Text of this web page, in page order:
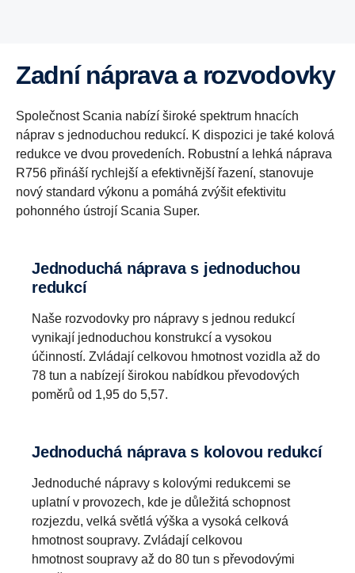
Zadní náprava a rozvodovky
Společnost Scania nabízí široké spektrum hnacích
náprav s jednoduchou redukcí. K dispozici je také kolová
redukce ve dvou provedeních. Robustní a lehká náprava
R756 přináší rychlejší a efektivnější řazení, stanovuje
nový standard výkonu a pomáhá zvýšit efektivitu
pohonného ústrojí Scania Super.
Jednoduchá náprava s jednoduchou
redukcí
Naše rozvodovky pro nápravy s jednou redukcí
vynikají jednoduchou konstrukcí a vysokou
účinností. Zvládají celkovou hmotnost vozidla až do
78 tun a nabízejí širokou nabídkou převodových
poměrů od 1,95 do 5,57.
Jednoduchá náprava s kolovou redukcí
Jednoduché nápravy s kolovými redukcemi se
uplatní v provozech, kde je důležitá schopnost
rozjezdu, velká světlá výška a vysoká celková
hmotnost soupravy. Zvládají celkovou
hmotnost soupravy až do 80 tun s převodovými